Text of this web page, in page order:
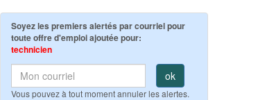
Soyez les premiers alertés par courriel pour
toute offre d'emploi ajoutée pour:
technicien
ok
Vous pouvez à tout moment annuler les alertes.